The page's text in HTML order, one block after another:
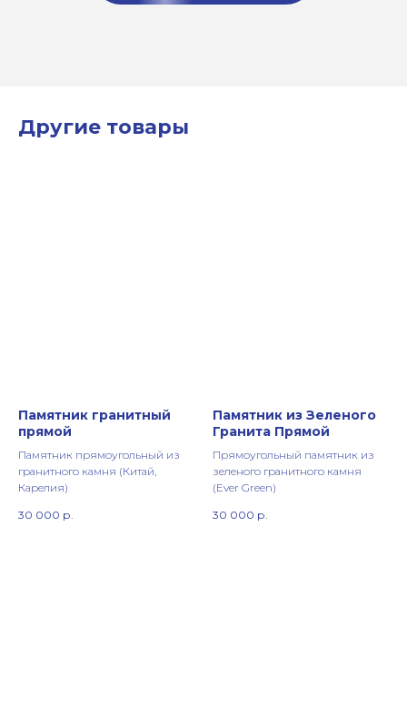
Другие товары
Памятник гранитный
прямой
Памятник прямоугольный из
гранитного камня (Китай,
Карелия)
30 000 р.
Памятник из Зеленого
Гранита Прямой
Прямоугольный памятник из
зеленого гранитного камня
(Ever Green)
30 000 р.